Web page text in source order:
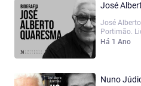
José
José
Portimão.
Há 1 Ano
Nuno